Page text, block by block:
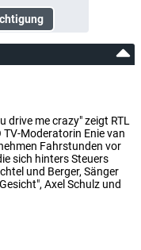
drive me crazy" zeigt RTL
TV-Moderatorin Enie van
Fahrstunden vor
sich hinters Steuers
und Berger, Sänger
Axel Schulz und